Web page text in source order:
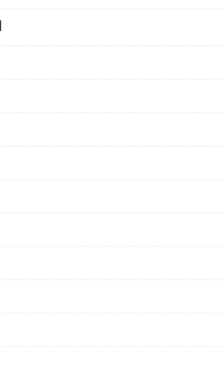
nào?
cập Blockchain
& Crypto qua các cuộc chiến